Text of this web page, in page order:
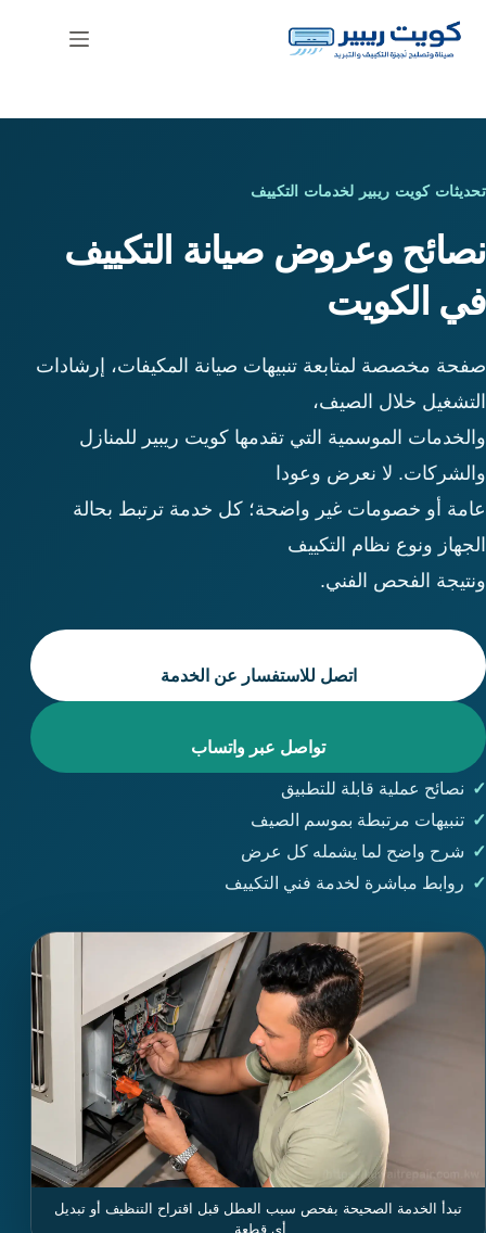
المحتوى
أحدث الأخبار والعروض
تحديثات كويت ريبير لخدمات التكييف
نصائح وعروض صيانة التكييف
في الكويت
صفحة مخصصة لمتابعة تنبيهات صيانة المكيفات، إرشادات
التشغيل خلال الصيف،
والخدمات الموسمية التي تقدمها كويت ريبير للمنازل
والشركات. لا نعرض وعودا
عامة أو خصومات غير واضحة؛ كل خدمة ترتبط بحالة
الجهاز ونوع نظام التكييف
ونتيجة الفحص الفني.
اتصل للاستفسار عن الخدمة
تواصل عبر واتساب
نصائح عملية قابلة للتطبيق
تنبيهات مرتبطة بموسم الصيف
شرح واضح لما يشمله كل عرض
روابط مباشرة لخدمة فني التكييف
تبدأ الخدمة الصحيحة بفحص سبب العطل قبل اقتراح التنظيف أو تبديل
أي قطعة.